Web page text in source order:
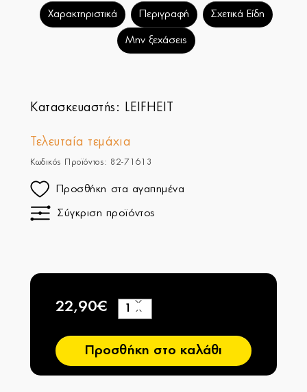
Χαρακτηριστικά Περιγραφή Σχετικά Είδη
Μην ξεχάσεις
Κατασκευαστής: LEIFHEIT
Τελευταία τεμάχια
Κωδικός Προϊόντος: 82-71613
Προσθήκη στα αγαπημένα
Σύγκριση προϊόντος
22,90€
−
+
Προσθήκη στο καλάθι